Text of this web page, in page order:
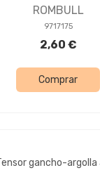
ROMBULL
9717175
2,60 €
Comprar